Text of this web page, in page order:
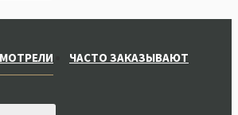
ЧАСТО ЗАКАЗЫВАЮТ